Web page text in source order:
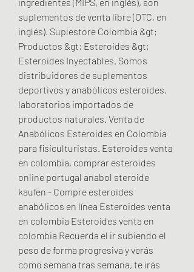
suplementos de venta libre (OTC, en
inglés). Suplestore Colombia &gt;
Productos &gt; Esteroides &gt;
Esteroides Inyectables. Somos
distribuidores de suplementos
deportivos y anabólicos esteroides,
laboratorios importados de
productos naturales. Venta de
Anabólicos Esteroides en Colombia
para fisiculturistas. Esteroides venta
en colombia, comprar esteroides
online portugal anabol steroide
kaufen - Compre esteroides
anabólicos en línea Esteroides venta
en colombia Esteroides venta en
colombia Recuerda el ir subiendo el
peso de forma progresiva y verás
como semana tras semana, te irás